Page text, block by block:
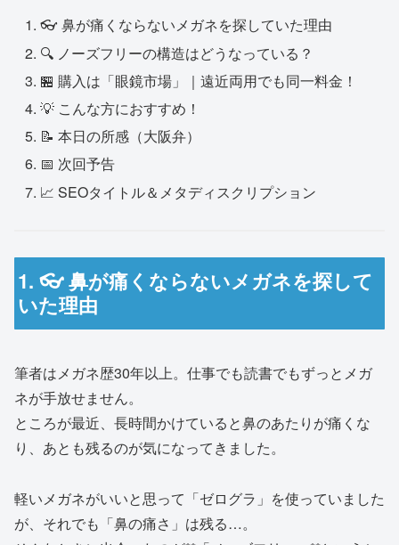
👓 鼻が痛くならないメガネを探していた理由
🔍 ノーズフリーの構造はどうなっている？
🏪 購入は「眼鏡市場」｜遠近両用でも同一料金！
💡 こんな方におすすめ！
📝 本日の所感（大阪弁）
📅 次回予告
📈 SEOタイトル＆メタディスクリプション
1. 👓 鼻が痛くならないメガネを探して
いた理由
筆者はメガネ歴30年以上。仕事でも読書でもずっとメガ
ネが手放せません。
ところが最近、長時間かけていると鼻のあたりが痛くな
り、あとも残るのが気になってきました。
軽いメガネがいいと思って「ゼログラ」を使っていました
が、それでも「鼻の痛さ」は残る…。